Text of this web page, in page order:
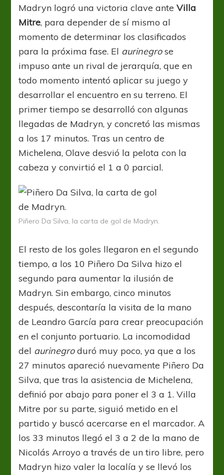
Madryn logró una victoria clave anteVilla
Mitre, para depender de sí mismo al
momento de determinar los clasificados
para la próxima fase. El aurinegrose
impuso ante un rival de jerarquía, que en
todo momento intentó aplicar su juego y
desarrollar el encuentro en su terreno. El
primer tiempo se desarrolló con algunas
llegadas de Madryn, y concretó las mismas
a los 17 minutos. Tras un centro de
Michelena, Olave desvió la pelota con la
cabeza y convirtió el 1 a 0 parcial.
Piñero Da Silva, la carta de gol de Madryn.
El resto de los goles llegaron en el segundo
tiempo, a los 10 Piñero Da Silva hizo el
segundo para aumentar la ilusión de
Madryn. Sin embargo, cinco minutos
después, descontaría la visita de la mano
de Leandro García para crear preocupación
en el conjunto portuario. La incomodidad
del aurinegroduró muy poco, ya que a los
27 minutos apareció nuevamente Piñero Da
Silva, que tras la asistencia de Michelena,
definió por abajo para poner el 3 a 1. Villa
Mitre por su parte, siguió metido en el
partido y buscó acercarse en el marcador. A
los 33 minutos llegó el 3 a 2 de la mano de
Nicolás Arroyo a través de un tiro libre, pero
Madryn hizo valer la localía y se llevó los